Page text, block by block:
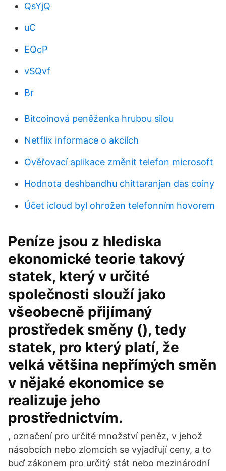
QsYjQ
uC
EQcP
vSQvf
Br
Bitcoinová peněženka hrubou silou
Netflix informace o akciích
Ověřovací aplikace změnit telefon microsoft
Hodnota deshbandhu chittaranjan das coiny
Účet icloud byl ohrožen telefonním hovorem
Peníze jsou z hlediska
ekonomické teorie takový
statek, který v určité
společnosti slouží jako
všeobecně přijímaný
prostředek směny (), tedy
statek, pro který platí, že
velká většina nepřímých směn
v nějaké ekonomice se
realizuje jeho
prostřednictvím.
, označení pro určité množství peněz, v jehož
násobcích nebo zlomcích se vyjadřují ceny, a to
buď zákonem pro určitý stát nebo mezinárodní